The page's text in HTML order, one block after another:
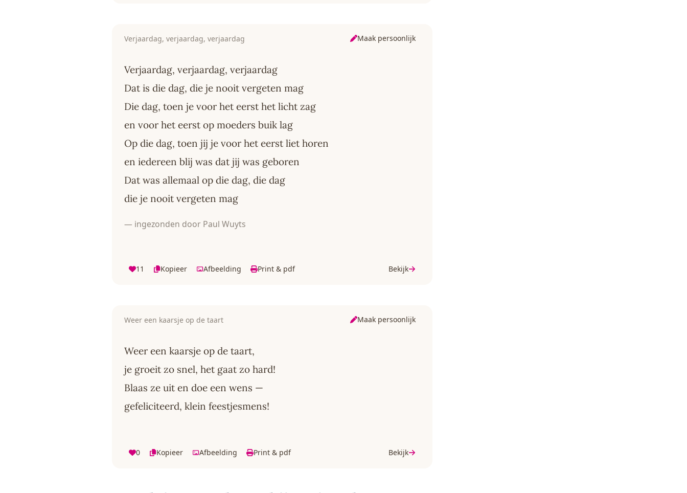
Verjaardag, verjaardag, verjaardag Maak persoonlijk
Verjaardag, verjaardag, verjaardag
Dat is die dag, die je nooit vergeten mag
Die dag, toen je voor het eerst het licht zag
en voor het eerst op moeders buik lag
Op die dag, toen jij je voor het eerst liet horen
en iedereen blij was dat jij was geboren
Dat was allemaal op die dag, die dag
die je nooit vergeten mag
— ingezonden door Paul Wuyts
11 Kopieer Afbeelding Print & pdf Bekijk
Weer een kaarsje op de taart Maak persoonlijk
Weer een kaarsje op de taart,
je groeit zo snel, het gaat zo hard!
Blaas ze uit en doe een wens —
gefeliciteerd, klein feestjesmens!
0 Kopieer Afbeelding Print & pdf Bekijk